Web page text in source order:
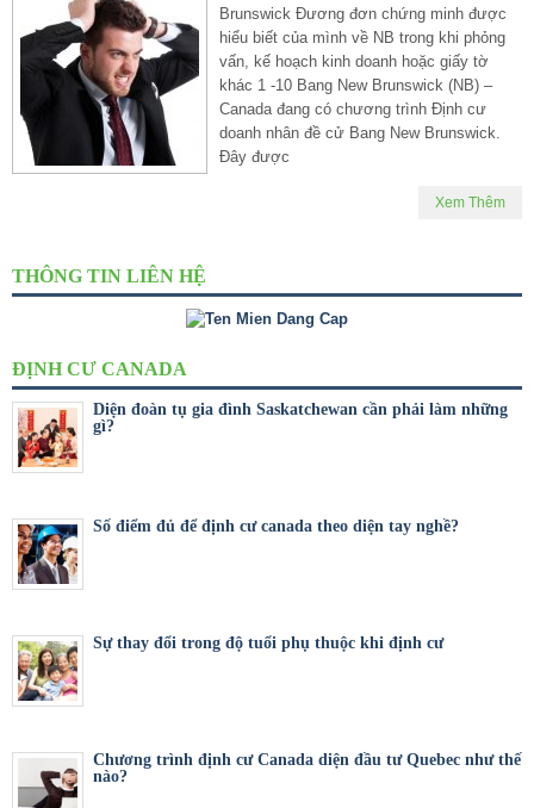
Brunswick Đương đơn chứng minh được
hiểu biết của mình về NB trong khi phỏng
vấn, kế hoạch kinh doanh hoặc giấy tờ
khác 1 -10 Bang New Brunswick (NB) –
Canada đang có chương trình Định cư
doanh nhân đề cử Bang New Brunswick.
Đây được
Xem Thêm
THÔNG TIN LIÊN HỆ
ĐỊNH CƯ CANADA
Diện đoàn tụ gia đình Saskatchewan cần phải làm những
gì?
Số điểm đủ để định cư canada theo diện tay nghề?
Sự thay đổi trong độ tuổi phụ thuộc khi định cư
Chương trình định cư Canada diện đầu tư Quebec như thế
nào?